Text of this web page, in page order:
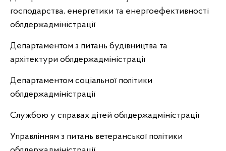
господарства, енергетики та енергоефективності
облдержадміністрації
Департаментом з питань будівництва та
архітектури облдержадміністрації
Департаментом соціальної політики
облдержадміністрації
Службою у справах дітей облдержадміністрації
Управлінням з питань ветеранської політики